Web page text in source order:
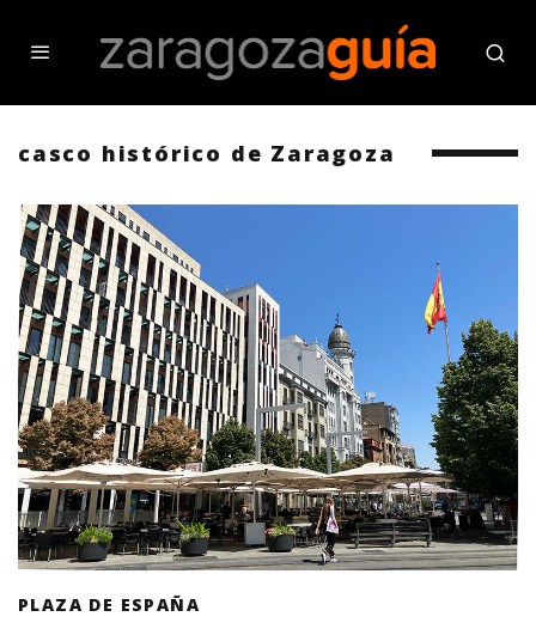
casco histórico de Zaragoza
PLAZA DE ESPAÑA